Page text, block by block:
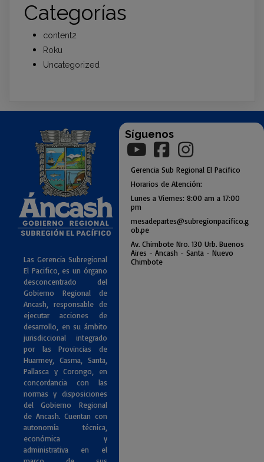
Categorías
content2
Roku
Uncategorized
Las Gerencia Subregional
El Pacifico, es un órgano
desconcentrado del
Gobierno Regional de
Ancash, responsable de
ejecutar acciones de
desarrollo, en su ámbito
jurisdiccional integrado
por las Provincias de
Huarmey, Casma, Santa,
Pallasca y Corongo, en
concordancia con las
normas y disposiciones
del Gobierno Regional
de Ancash. Cuentan con
autonomía técnica,
económica y
administrativa en el
Síguenos
Gerencia Sub Regional El Pacifico
Horarios de Atención:
Lunes a Viernes: 8:00 am a 17:00
pm
mesadepartes@subregionpacifico.g
ob.pe
Av. Chimbote Nro. 130 Urb. Buenos
Aires - Ancash - Santa - Nuevo
Chimbote